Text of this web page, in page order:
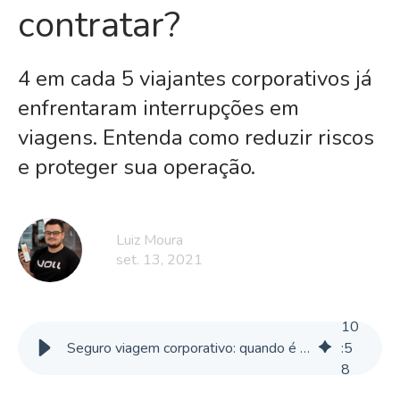
contratar?
4 em cada 5 viajantes corporativos já
enfrentaram interrupções em
viagens. Entenda como reduzir riscos
e proteger sua operação.
Luiz Moura
set. 13, 2021
Seguro viagem corporativo: quando é obrigatório e o que analisar para contratar?
10
:5
8